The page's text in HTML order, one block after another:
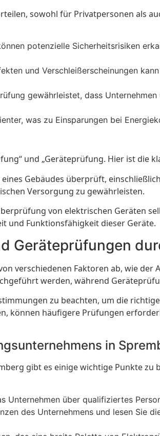
sowohl für Privatpersonen als
potenzielle Sicherheitsrisiken
und Verschleißerscheinungen
gewährleistet, dass
was zu Einsparungen bei
und „Geräteprüfung. Hier ist die
Gebäudes überprüft,
Versorgung zu gewährleisten.
von elektrischen Geräten
und Funktionsfähigkeit dieser Geräte.
Geräteprüfungen
verschiedenen Faktoren ab, wie der
werden, während
zu beachten, um die
können häufigere Prüfungen
in
gibt es einige wichtige Punkte zu
Unternehmen über qualifiziertes
des Unternehmens und lesen Sie